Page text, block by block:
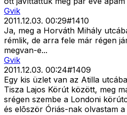
Gvik
2011.12.03. 00:29#1410
Ja, meg a Horváth Mihály
rémlik, de arra fele már régen
megvan-e...
Gvik
2011.12.03. 00:24#1409
Egy kis üzlet van az Atilla
Tisza Lajos Körút között, meg
srégen szembe a Londoni
és elõször Óriás-nak olvastam